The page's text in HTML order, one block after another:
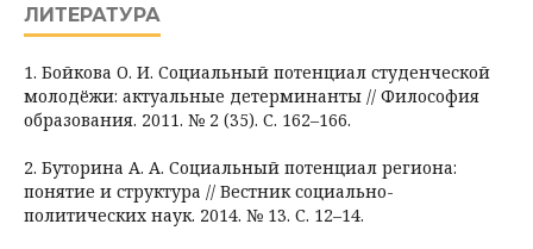
ЛИТЕРАТУРА
1. Бойкова О. И. Социальный потенциал студенческой
молодёжи: актуальные детерминанты // Философия
образования. 2011. № 2 (35). С. 162–166.
2. Буторина А. А. Социальный потенциал региона:
понятие и структура // Вестник социально-
политических наук. 2014. № 13. С. 12–14.